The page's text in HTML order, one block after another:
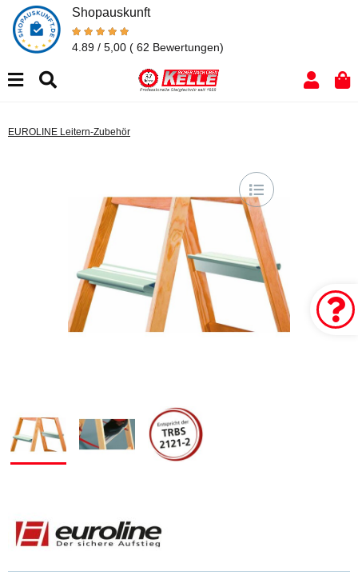
Shopauskunft
4.89 / 5,00 ( 62 Bewertungen)
EUROLINE Leitern-Zubehör